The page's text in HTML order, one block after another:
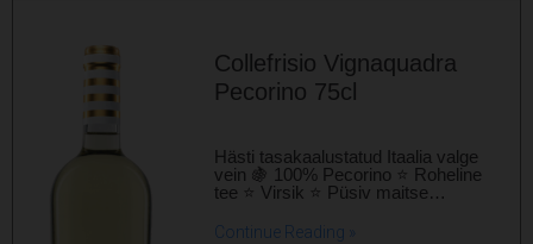
Collefrisio Vignaquadra
Pecorino 75cl
Hästi tasakaalustatud Itaalia valge
vein 🍇 100% Pecorino ⭐ Roheline
tee ⭐ Virsik ⭐ Püsiv maitse…
Continue Reading »